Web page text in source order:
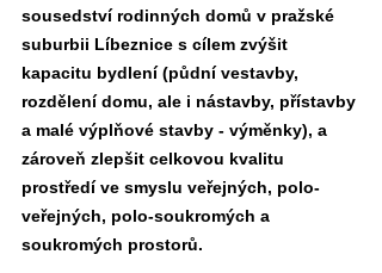
sousedství rodinných domů v pražské
suburbii Líbeznice s cílem zvýšit
kapacitu bydlení (půdní vestavby,
rozdělení domu, ale i nástavby, přístavby
a malé výplňové stavby - výměnky), a
zároveň zlepšit celkovou kvalitu
prostředí ve smyslu veřejných, polo-
veřejných, polo-soukromých a
soukromých prostorů.